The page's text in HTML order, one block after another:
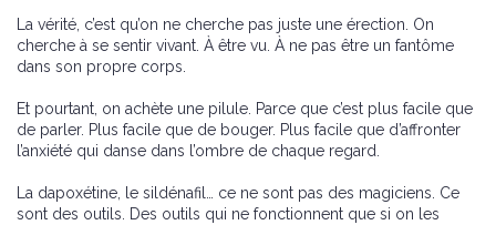
La vérité, c’est qu’on ne cherche pas juste une érection. On
cherche à se sentir vivant. À être vu. À ne pas être un fantôme
dans son propre corps.
Et pourtant, on achète une pilule. Parce que c’est plus facile que
de parler. Plus facile que de bouger. Plus facile que d’affronter
l’anxiété qui danse dans l’ombre de chaque regard.
La dapoxétine, le sildénafil… ce ne sont pas des magiciens. Ce
sont des outils. Des outils qui ne fonctionnent que si on les